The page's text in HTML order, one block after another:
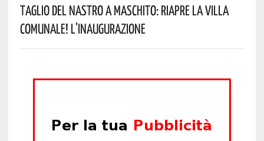
Taglio Del Nastro A Maschito: Riapre La Villa
Comunale! L’inaugurazione